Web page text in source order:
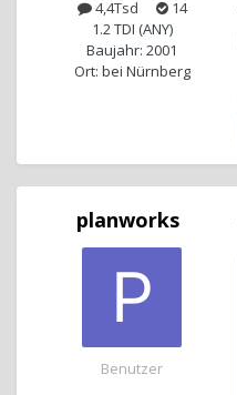
4,4Tsd
14
1.2 TDI (ANY)
Baujahr: 2001
Ort: bei Nürnberg
planworks
Benutzer